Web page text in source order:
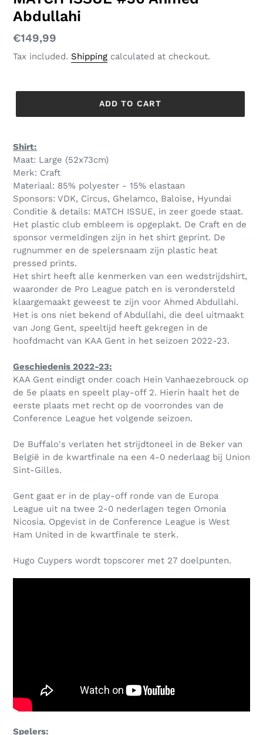
Abdullahi
Regular
price
€149,99
Tax included. Shipping calculated at checkout.
ADD TO CART
Shirt:
Maat: Large (52x73cm)
Merk: Craft
Materiaal: 85% polyester - 15% elastaan
Sponsors: VDK, Circus, Ghelamco, Baloise, Hyundai
Conditie & details: MATCH ISSUE, in zeer goede staat.
Het plastic club embleem is opgeplakt. De Craft en de
sponsor vermeldingen zijn in het shirt geprint. De
rugnummer en de spelersnaam zijn plastic heat
pressed prints.
Het shirt heeft alle kenmerken van een wedstrijdshirt,
waaronder de Pro League patch en is verondersteld
klaargemaakt geweest te zijn voor Ahmed Abdullahi.
Het is ons niet bekend of Abdullahi, die deel uitmaakt
van Jong Gent, speeltijd heeft gekregen in de
hoofdmacht van KAA Gent in het seizoen 2022-23.
Geschiedenis 2022-23:
KAA Gent eindigt onder coach Hein Vanhaezebrouck op
de 5e plaats en speelt play-off 2. Hierin haalt het de
eerste plaats met recht op de voorrondes van de
Conference League het volgende seizoen.
De Buffalo's verlaten het strijdtoneel in de Beker van
België in de kwartfinale na een 4-0 nederlaag bij Union
Sint-Gilles.
Gent gaat er in de play-off ronde van de Europa
League uit na twee 2-0 nederlagen tegen Omonia
Nicosia. Opgevist in de Conference League is West
Ham United in de kwartfinale te sterk.
Hugo Cuypers wordt topscorer met 27 doelpunten.
Spelers: